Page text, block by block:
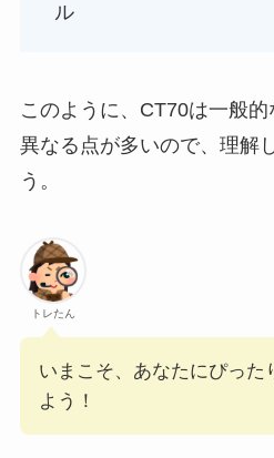
ル
このように、CT70は一般
異なる点が多いので、理解
う。
トレたん
いまこそ、あなたにぴった
よう！